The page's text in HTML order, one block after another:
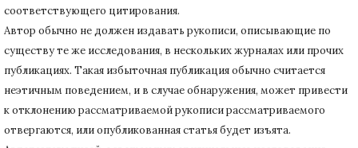
соответствующего цитирования.
Автор обычно не должен издавать рукописи, описывающие по
существу те же исследования, в нескольких журналах или прочих
публикациях. Такая избыточная публикация обычно считается
неэтичным поведением, и в случае обнаружения, может привести
к отклонению рассматриваемой рукописи рассматриваемого
отвергаются, или опубликованная статья будет изъята.